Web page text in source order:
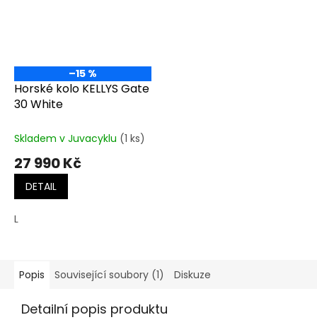
–15 %
Horské kolo KELLYS Gate
30 White
Skladem v Juvacyklu (1 ks)
27 990 Kč
DETAIL
L
Popis Související soubory (1) Diskuze
Detailní popis produktu